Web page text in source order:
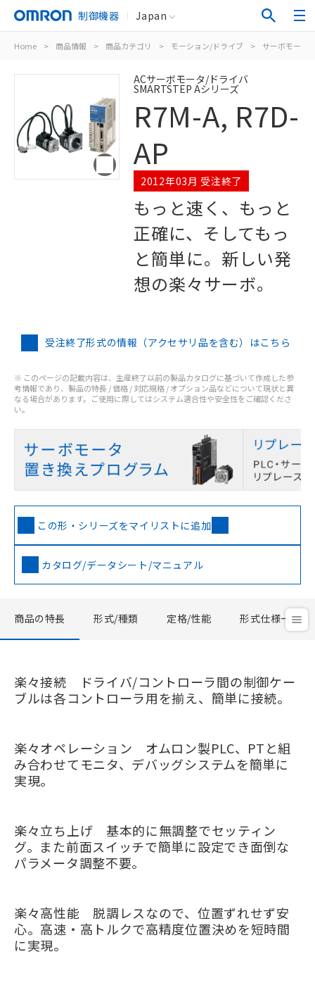
制御機器 Japan
Home > 商品情報 > 商品カテゴリ > モーション/ドライブ > サーボモータ/
ACサーボモータ/ドライバ
SMARTSTEP Aシリーズ
R7M-A, R7D-
AP
2012年03月 受注終了
もっと速く、もっと
正確に、そしてもっ
と簡単に。新しい発
想の楽々サーボ。
受注終了形式の情報（アクセサリ品を含む）はこちら
※ このページの記載内容は、生産終了以前の製品カタログに基づいて作成した参
考情報であり、製品の特長 / 価格 / 対応規格 / オプション品などについて現状と異
なる場合があります。ご使用に際してはシステム適合性や安全性をご確認くださ
い。
この形・シリーズをマイリストに追加
カタログ/データシート/マニュアル
商品の特長 形式/種類 定格/性能 形式仕様一覧
楽々接続 ドライバ/コントローラ間の制御ケー
ブルは各コントローラ用を揃え、簡単に接続。
楽々オペレーション オムロン製PLC、PTと組
み合わせてモニタ、デバッグシステムを簡単に
実現。
楽々立ち上げ 基本的に無調整でセッティン
グ。また前面スイッチで簡単に設定でき面倒な
パラメータ調整不要。
楽々高性能 脱調レスなので、位置ずれせず安
心。高速・高トルクで高精度位置決めを短時間
に実現。